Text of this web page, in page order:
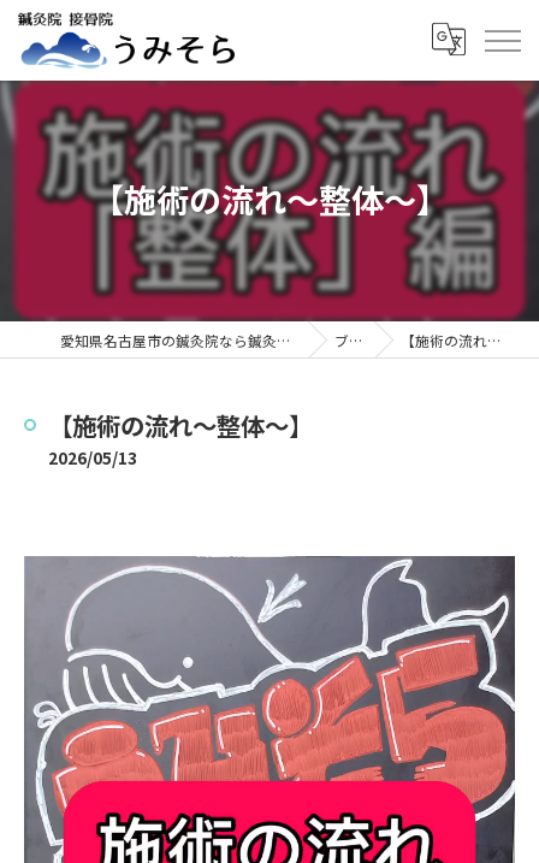
【施術の流れ～整体～】
愛知県名古屋市の鍼灸院なら鍼灸院接骨院うみそら ブログ 【施術の流れ～整体～】
【施術の流れ～整体～】
2026/05/13